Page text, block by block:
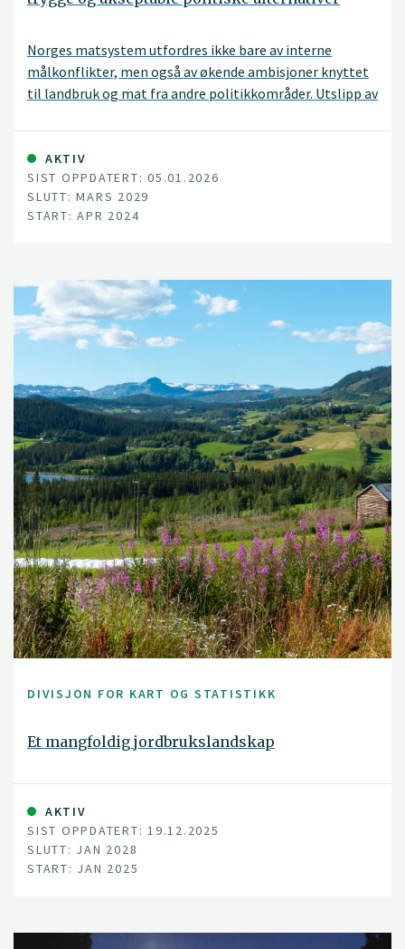
Norges matsystem utfordres ikke bare av interne
målkonflikter, men også av økende ambisjoner knyttet
til landbruk og mat fra andre politikkområder. Utslipp av
og biologisk mangfold må stanses, og nye
kostholdsanbefalinger forventes å flytte kostholdet
mot mindre kjøttforbruk og -produksjon.
AKTIV
SIST OPPDATERT: 05.01.2026
SLUTT: MARS 2029
START: APR 2024
DIVISJON FOR KART OG STATISTIKK
Et mangfoldig jordbrukslandskap
AKTIV
SIST OPPDATERT: 19.12.2025
SLUTT: JAN 2028
START: JAN 2025